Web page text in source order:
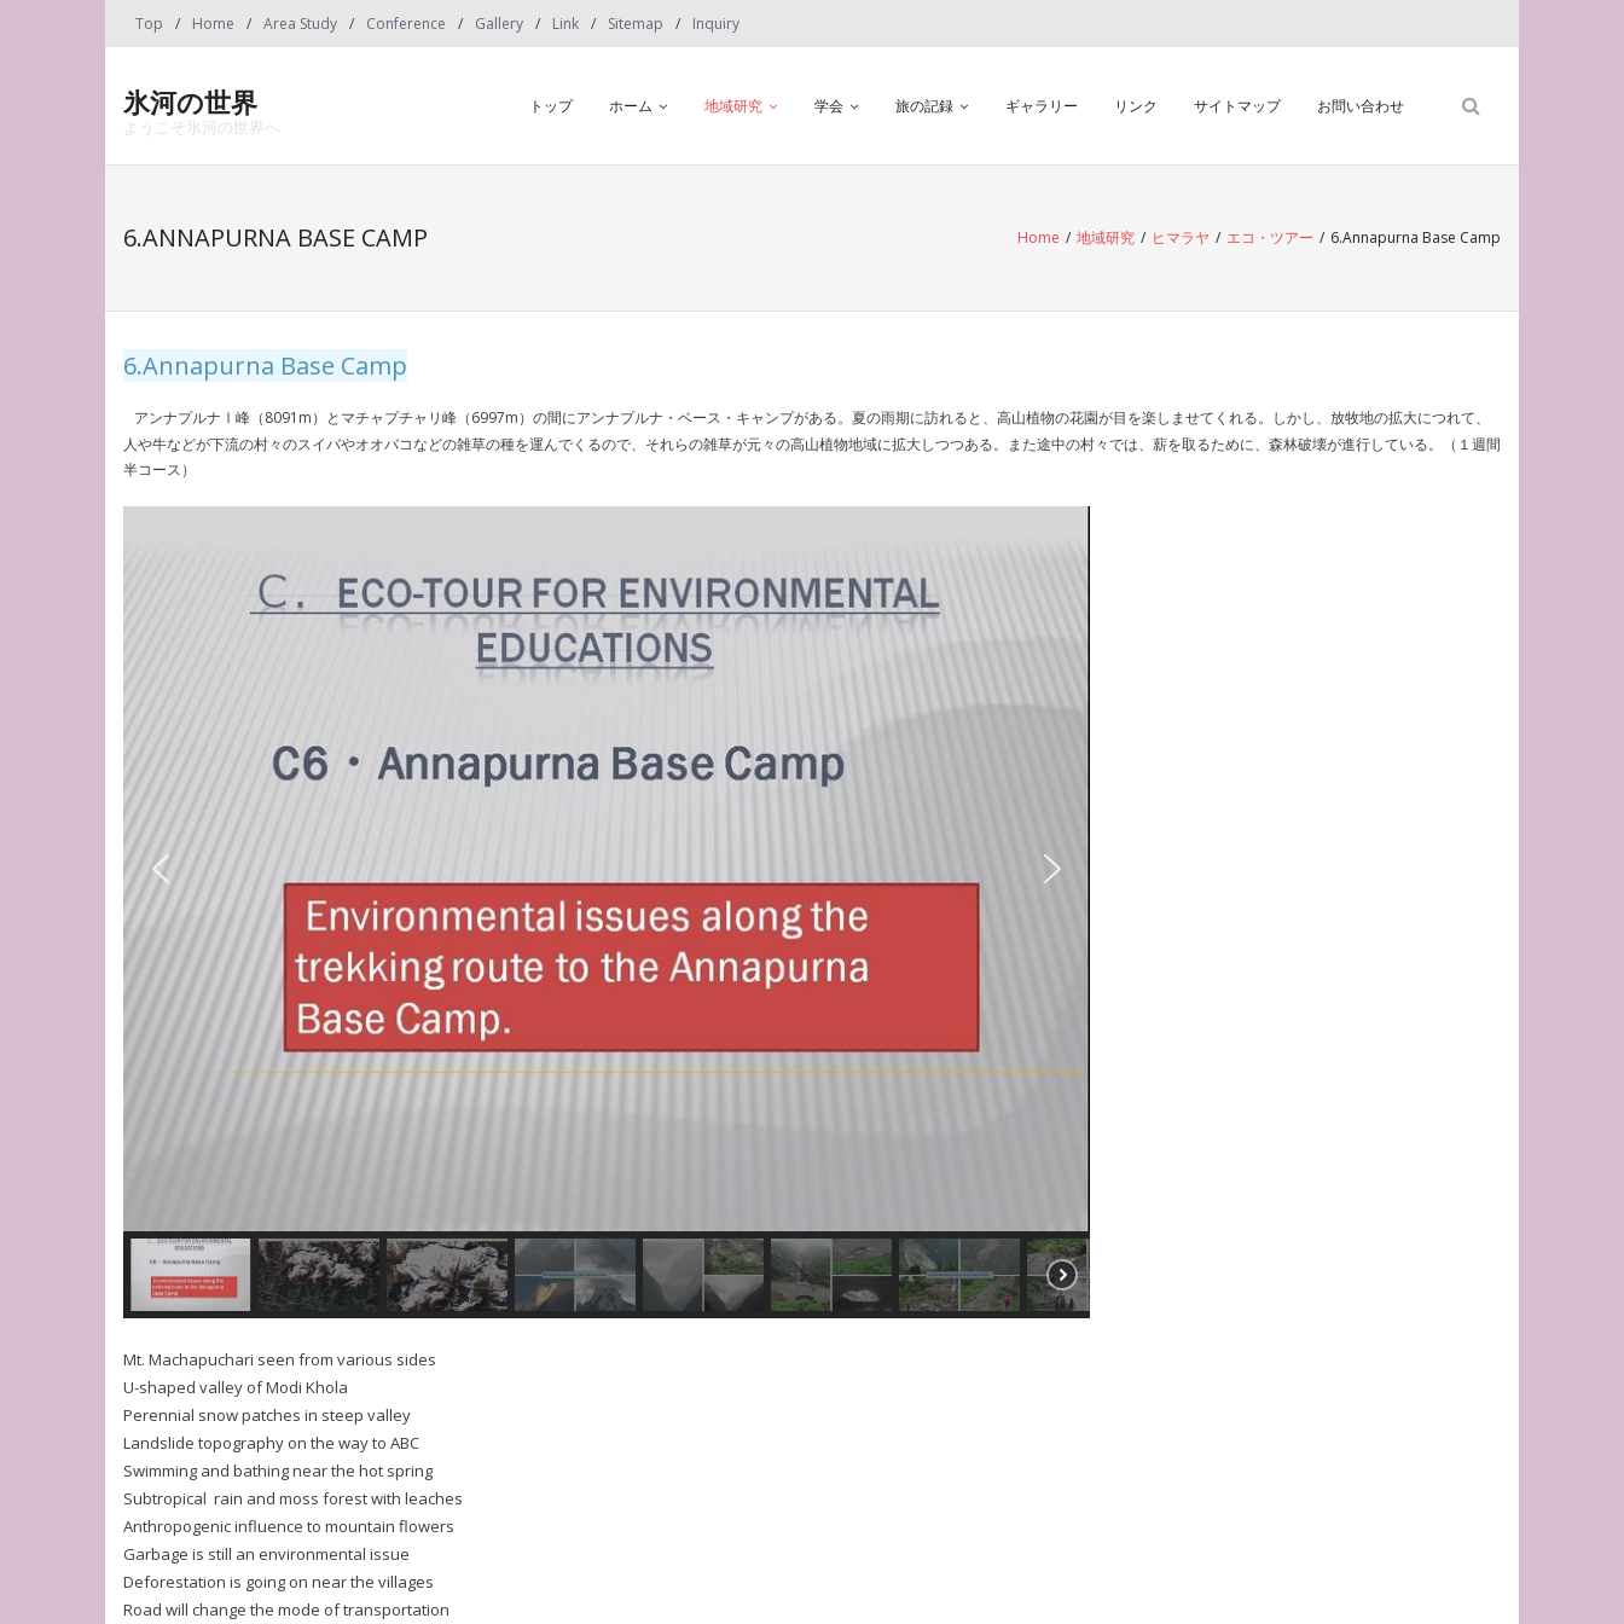
Top Home Area Study Conference Gallery Link Sitemap Inquiry
氷河の世界
ようこそ氷河の世界へ
トップ ホーム 地域研究 学会 旅の記録 ギャラリー リンク サイトマップ お問い合わせ
6.ANNAPURNA BASE CAMP Home / 地域研究 / ヒマラヤ / エコ・ツアー / 6.Annapurna Base Camp
6.Annapurna Base Camp
アンナプルナⅠ峰（8091m）とマチャプチャリ峰（6997m）の間にアンナプルナ・ベース・キャンプがある。夏の雨期に訪れると、高山植物の花園が目を楽しませてくれる。しかし、放牧地の拡大につれて、
人や牛などが下流の村々のスイバやオオバコなどの雑草の種を運んでくるので、それらの雑草が元々の高山植物地域に拡大しつつある。また途中の村々では、薪を取るために、森林破壊が進行している。（１週間
半コース）
Mt. Machapuchari seen from various sides
U-shaped valley of Modi Khola
Perennial snow patches in steep valley
Landslide topography on the way to ABC
Swimming and bathing near the hot spring
Subtropical rain and moss forest with leaches
Anthropogenic influence to mountain flowers
Garbage is still an environmental issue
Deforestation is going on near the villages
Road will change the mode of transportation